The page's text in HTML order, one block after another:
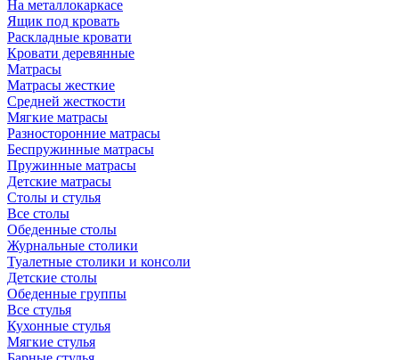
На металлокаркасе
Ящик под кровать
Раскладные кровати
Кровати деревянные
Матрасы
Матрасы жесткие
Средней жесткости
Мягкие матрасы
Разносторонние матрасы
Беспружинные матрасы
Пружинные матрасы
Детские матрасы
Столы и стулья
Все столы
Обеденные столы
Журнальные столики
Туалетные столики и консоли
Детские столы
Обеденные группы
Все стулья
Кухонные стулья
Мягкие стулья